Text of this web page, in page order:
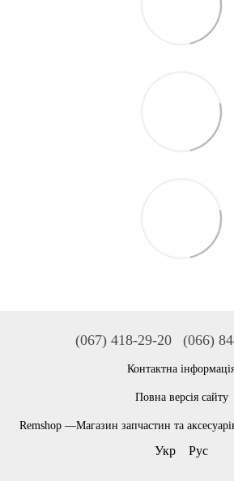
(067) 418-29-20 (066)
Контактна
Повна версія сайту
Remshop —Магазин запчастин та
Укр Рус